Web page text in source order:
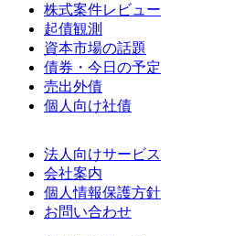
株式案件レビュー
起債観測
資本市場の話題
債券・今日の予定
売出外債
個人向け社債
法人向けサービス
会社案内
個人情報保護方針
お問い合わせ